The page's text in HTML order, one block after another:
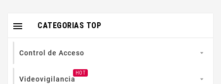
CATEGORIAS TOP

Control de Acceso 
Videovigilancia
HOT
